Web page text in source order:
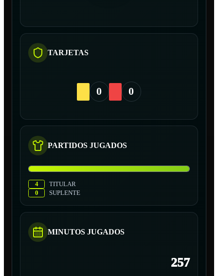
TARJETAS
0 0
PARTIDOS JUGADOS
4
TITULAR
0
SUPLENTE
MINUTOS JUGADOS
257